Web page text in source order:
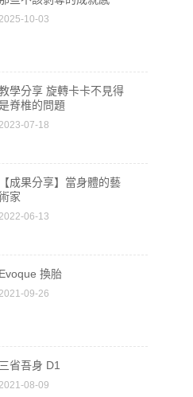
2025-10-03
學分享 旋轉卡卡不見得
脊椎的問題
2023-07-18
【成果分享】當身體的藝
家
2022-06-13
Evoque 換胎
2021-09-26
三省吾身 D1
2021-08-09